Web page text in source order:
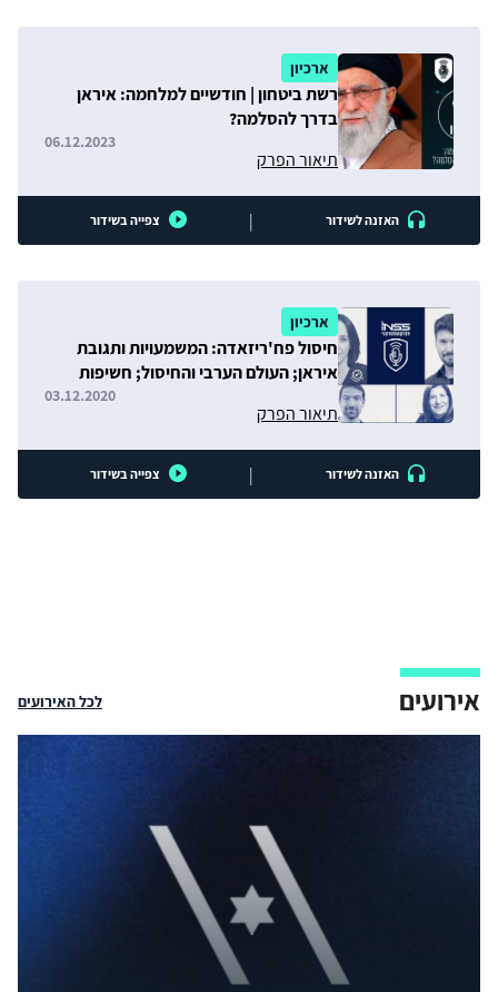
ארכיון
רשת ביטחון | חודשיים למלחמה: איראן
בדרך להסלמה?
תיאור הפרק
06.12.2023
האזנה לשידור | צפייה בשידור
ארכיון
חיסול פח'ריזאדה: המשמעויות ותגובת
איראן; העולם הערבי והחיסול; חשיפות
תיאור הפרק
03.12.2020
האזנה לשידור | צפייה בשידור
אירועים לכל האירועים